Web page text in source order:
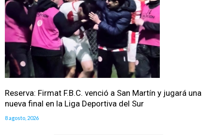
Reserva: Firmat F.B.C. venció a San Martín y jugará una
nueva final en la Liga Deportiva del Sur
8 agosto, 2026